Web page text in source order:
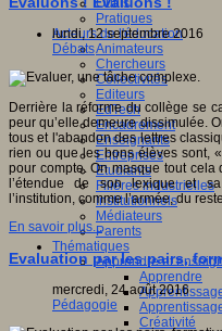
Outils
Pratiques
Acteurs de l'éducation
Animateurs
Chercheurs
Collectivités
Editeurs
EdTech
Encadrement
Enseignants
Entreprises
Etudiants
Filières industrielles
Institutionnels
Médiateurs
Parents
Thématiques
Apprendre et
Apprendre
Créativité
lundi, 12 septembre 2016
Débats
Derrière la réforme du collège se
peur qu’elle demeure dissimulée.
tous et l'abandon des lettres
rien ou que les bons élèves sont,
pour compte. On masque tout
l’étendue de son lexique et
l’institution, comme l’armée, du
En savoir plus...
Evaluation par les pairs,
mercredi, 24 août 2016
Pédagogie